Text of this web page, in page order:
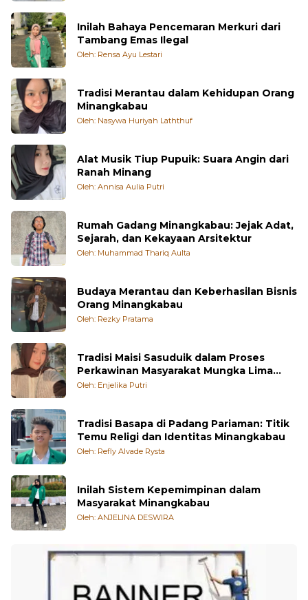
Inilah Bahaya Pencemaran Merkuri dari
Tambang Emas Ilegal
Oleh: Rensa Ayu Lestari
Tradisi Merantau dalam Kehidupan Orang
Minangkabau
Oleh: Nasywa Huriyah Laththuf
Alat Musik Tiup Pupuik: Suara Angin dari
Ranah Minang
Oleh: Annisa Aulia Putri
Rumah Gadang Minangkabau: Jejak Adat,
Sejarah, dan Kekayaan Arsitektur
Oleh: Muhammad Thariq Aulta
Budaya Merantau dan Keberhasilan Bisnis
Orang Minangkabau
Oleh: Rezky Pratama
Tradisi Maisi Sasuduik dalam Proses
Perkawinan Masyarakat Mungka Lima
Puluh Kota
Oleh: Enjelika Putri
Tradisi Basapa di Padang Pariaman: Titik
Temu Religi dan Identitas Minangkabau
Oleh: Refly Alvade Rysta
Inilah Sistem Kepemimpinan dalam
Masyarakat Minangkabau
Oleh: ANJELINA DESWIRA